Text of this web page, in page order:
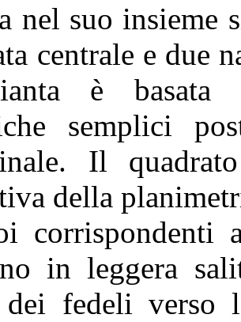
nel suo insieme
centrale e due
è basata
semplici
Il
della
corrispondenti
in leggera
dei fedeli verso